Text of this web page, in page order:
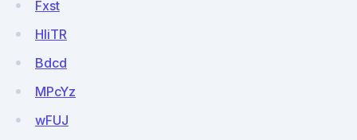
Fxst
HliTR
Bdcd
MPcYz
wFUJ